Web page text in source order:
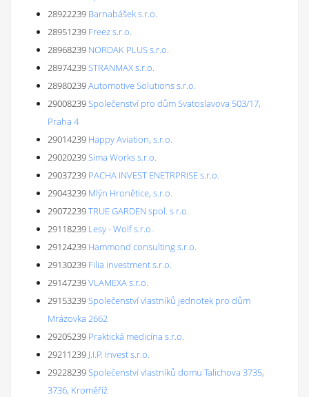
28922239 Barnabášek s.r.o.
28951239 Freez s.r.o.
28968239 NORDAK PLUS s.r.o.
28974239STRANMAX s.r.o.
28980239Automotive Solutions s.r.o.
29008239Společenství pro dům Svatoslavova 503/17,
Praha 4
29014239 Happy Aviation, s.r.o.
29020239Sima Works s.r.o.
29037239 PACHA INVEST ENETRPRISE s.r.o.
29043239 Mlýn Hronětice, s.r.o.
29072239TRUE GARDEN spol. s r.o.
29118239 Lesy - Wolf s.r.o.
29124239 Hammond consulting s.r.o.
29130239 Filia investment s.r.o.
29147239VLAMEXA s.r.o.
29153239Společenství vlastníků jednotek pro dům
Mrázovka 2662
29205239 Praktická medicína s.r.o.
29211239 J.I.P. Invest s.r.o.
29228239Společenství vlastníků domu Talichova 3735,
3736, Kroměříž